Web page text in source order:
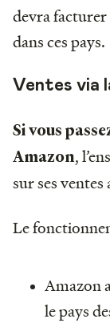
devra
dans ces pays.
Ventes via
Si vous
Amazon,
sur ses
Le
Amazon
le pays